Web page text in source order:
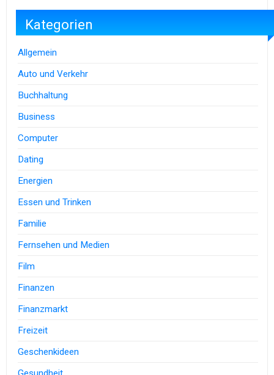
Kategorien
Allgemein
Auto und Verkehr
Buchhaltung
Business
Computer
Dating
Energien
Essen und Trinken
Familie
Fernsehen und Medien
Film
Finanzen
Finanzmarkt
Freizeit
Geschenkideen